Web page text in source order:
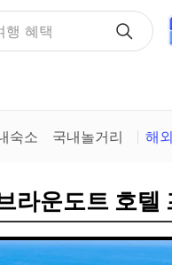
행 혜택
숙소 국내놀거리 해
라운도트 호텔